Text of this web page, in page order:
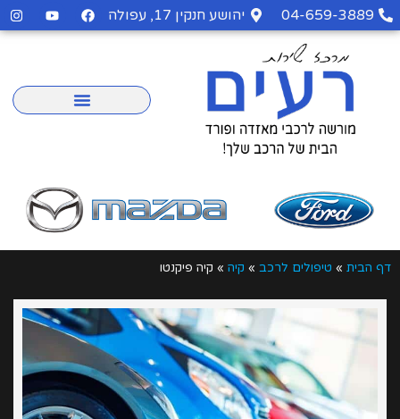
04-659-3889 יהושע חנקין 17, עפולה
דף הבית » טיפולים לרכב » קיה » קיה פיקנטו